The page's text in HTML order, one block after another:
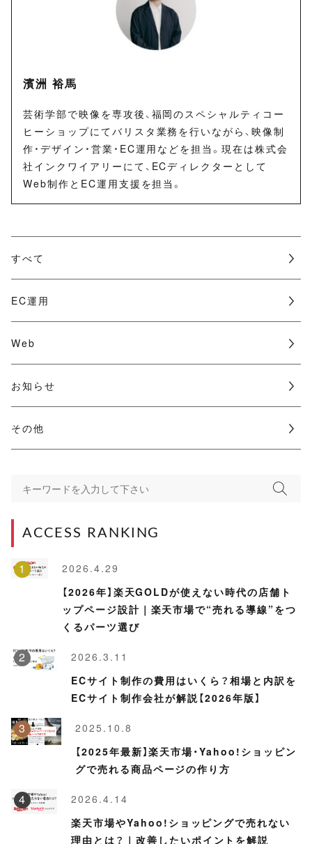
濱洲 裕馬
芸術学部で映像を専攻後、福岡のスペシャルティコー
ヒーショップにてバリスタ業務を行いながら、映像制
作・デザイン・営業・EC運用などを担当。現在は株式会
社インクワイアリーにて、ECディレクターとして
Web制作とEC運用支援を担当。
すべて
EC運用
Web
お知らせ
その他
ACCESS RANKING
2026.4.29
【2026年】楽天GOLDが使えない時代の店舗ト
ップページ設計｜楽天市場で“売れる導線”をつ
くるパーツ選び
2026.3.11
ECサイト制作の費用はいくら？相場と内訳を
ECサイト制作会社が解説【2026年版】
2025.10.8
【2025年最新】楽天市場・Yahoo!ショッピン
グで売れる商品ページの作り方
2026.4.14
楽天市場やYahoo!ショッピングで売れない
理由とは？｜改善したいポイントを解説